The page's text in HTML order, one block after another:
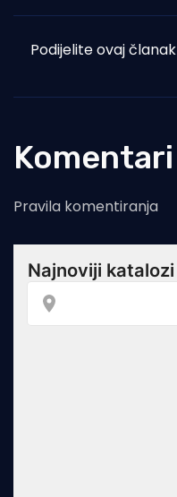
Podijelite ovaj članak
Komentari
Pravila komentiranja